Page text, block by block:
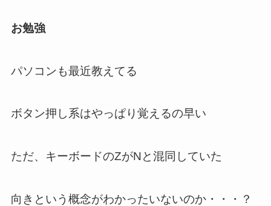
お勉強
パソコンも最近教えてる
ボタン押し系はやっぱり覚えるの早い
ただ、キーボードのZがNと混同していた
向きという概念がわかったいないのか・・・？